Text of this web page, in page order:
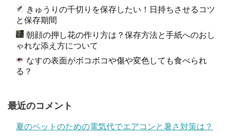
きゅうりの千切りを保存したい！日持ちさせるコツ
と保存期間
朝顔の押し花の作り方は？保存方法と手紙へのおし
ゃれな添え方について
なすの表面がボコボコや傷や変色しても食べられ
る？
最近のコメント
夏のペットのための電気代でエアコンと暑さ対策は？